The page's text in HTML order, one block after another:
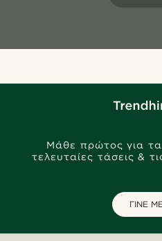
Μάθε πρώτος για τα
τελευταίες τάσεις &
ΓΙΝΕ